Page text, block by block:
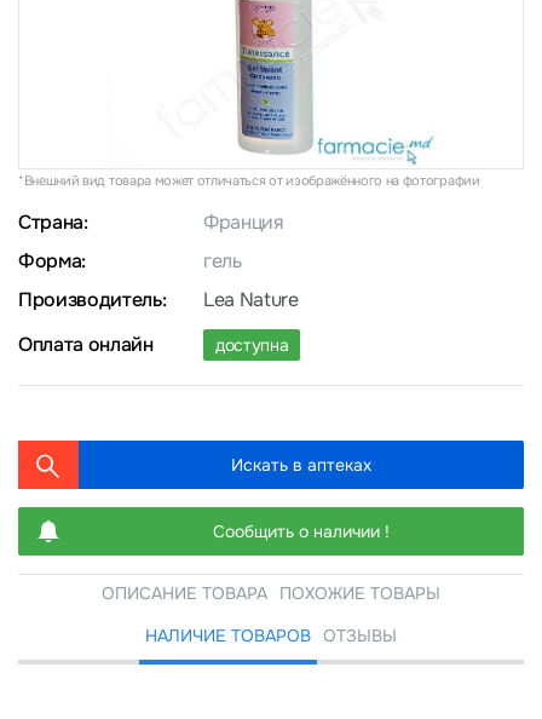
*Внешний вид товара может отличаться от изображённого на фотографии
Страна:
Франция
Форма:
гель
Производитель:
Lea Nature
Оплата онлайн
доступна
Искать в аптеках
Сообщить о наличии !
ОПИСАНИЕ ТОВАРА
ПОХОЖИЕ ТОВАРЫ
НАЛИЧИЕ ТОВАРОВ ОТЗЫВЫ